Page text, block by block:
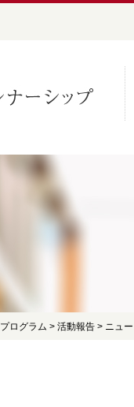
ログラム > 活動報告 > ニュ